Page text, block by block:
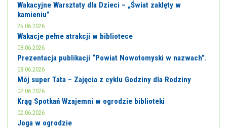
Wakacyjne Warsztaty dla Dzieci – „Świat zaklęty w
kamieniu”
25.06.2026
Wakacje pełne atrakcji w bibliotece
08.06.2026
Prezentacja publikacji “Powiat Nowotomyski w nazwach”.
08.06.2026
Mój super Tata – Zajęcia z cyklu Godziny dla Rodziny
02.06.2026
Krąg Spotkań Wzajemni w ogrodzie biblioteki
02.06.2026
Joga w ogrodzie